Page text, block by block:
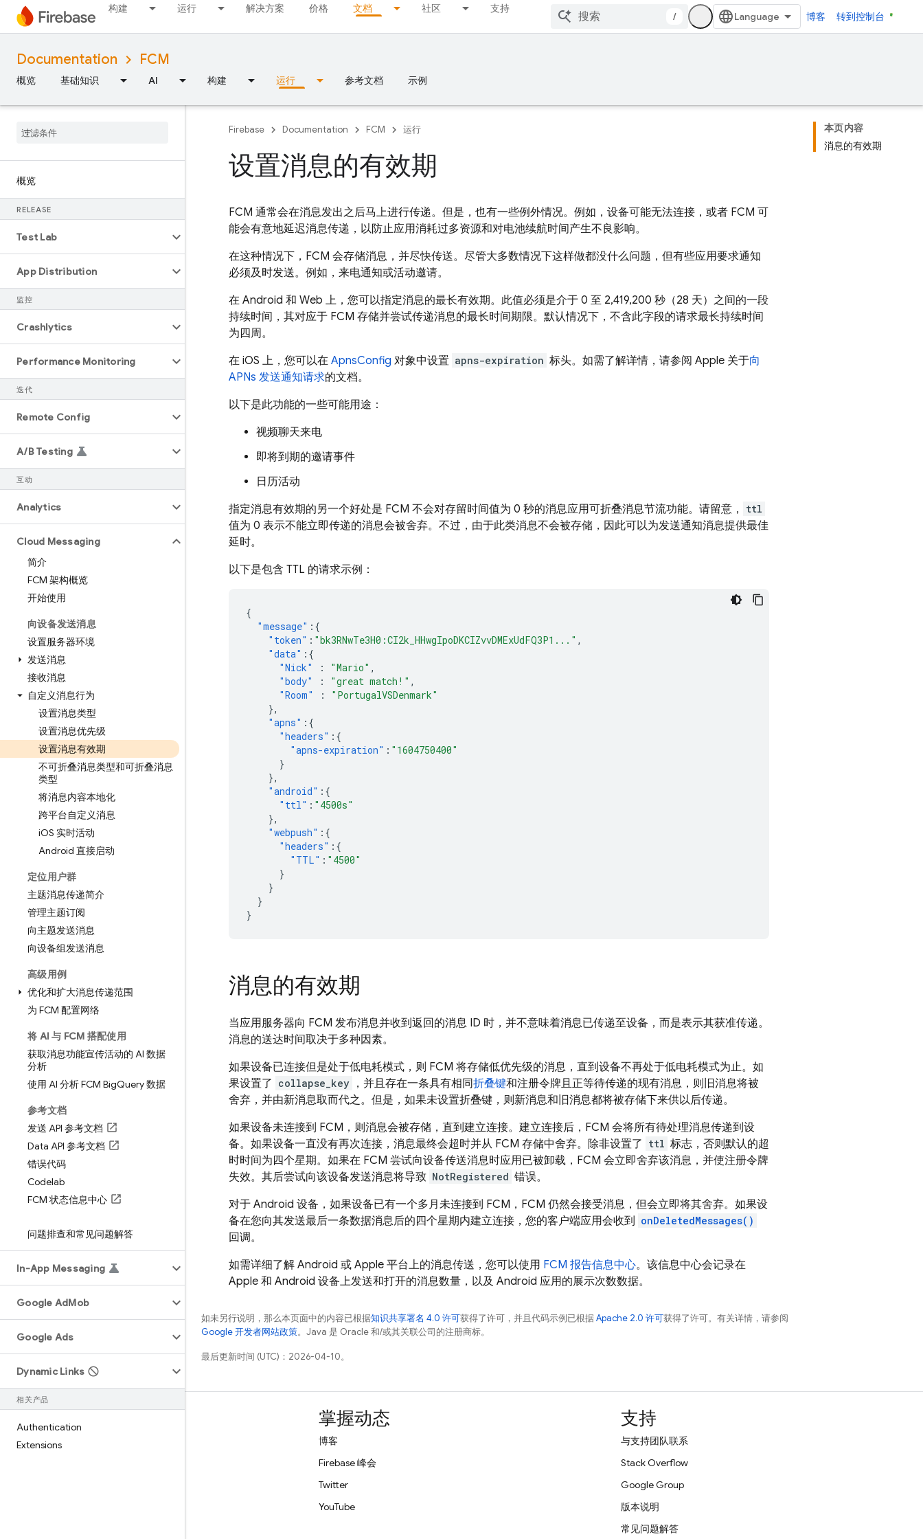
构建 运行 解决方案 价格 文档 社区 支持
/ 博客 转到控制台
Documentation FCM
概览 基础知识 AI 构建 运行 参考文档 示例
概览
RELEASE
Test Lab
App Distribution
监控
Crashlytics
Performance Monitoring
迭代
Remote Config
A/B Testing
互动
Analytics
Cloud Messaging
简介
FCM 架构概览
开始使用
向设备发送消息
设置服务器环境
发送消息
接收消息
自定义消息行为
设置消息类型
设置消息优先级
设置消息有效期
不可折叠消息类型和可折叠消息
类型
将消息内容本地化
跨平台自定义消息
iOS 实时活动
Android 直接启动
定位用户群
主题消息传递简介
管理主题订阅
向主题发送消息
向设备组发送消息
高级用例
优化和扩大消息传递范围
为 FCM 配置网络
将 AI 与 FCM 搭配使用
获取消息功能宣传活动的 AI 数据
分析
使用 AI 分析 FCM BigQuery 数据
参考文档
发送 API 参考文档
Data API 参考文档
错误代码
Codelab
FCM 状态信息中心
问题排查和常见问题解答
In-App Messaging
Google AdMob
Google Ads
Dynamic Links
相关产品
Authentication
Extensions
本页内容
消息的有效期
Firebase Documentation FCM 运行
设置消息的有效期
FCM 通常会在消息发出之后马上进行传递。但是，也有一些例外情况。例如，设备可能无法连接，或者 FCM 可
能会有意地延迟消息传递，以防止应用消耗过多资源和对电池续航时间产生不良影响。
在这种情况下， FCM 会存储消息，并尽快传送。尽管大多数情况下这样做都没什么问题，但有些应用要求通知
必须及时发送。例如，来电通知或活动邀请。
在 Android 和 Web 上，您可以指定消息的最长有效期。此值必须是介于 0 至 2,419,200 秒（28 天）之间的一段
持续时间，其对应于 FCM 存储并尝试传递消息的最长时间期限。默认情况下，不含此字段的请求最长持续时间
为四周。
在 iOS 上，您可以在 ApnsConfig 对象中设置 apns-expiration 标头。如需了解详情，请参阅 Apple 关于向
APNs 发送通知请求的文档。
以下是此功能的一些可能用途：
视频聊天来电
即将到期的邀请事件
日历活动
指定消息有效期的另一个好处是 FCM 不会对存留时间值为 0 秒的消息应用可折叠消息节流功能。请留意， ttl
值为 0 表示不能立即传递的消息会被舍弃。不过，由于此类消息不会被存储，因此可以为发送通知消息提供最佳
延时。
以下是包含 TTL 的请求示例：
{
"message" :{
"token" : "bk3RNwTe3H0:CI2k_HHwgIpoDKCIZvvDMExUdFQ3P1..." ,
"data" :{
"Nick"
: "Mario" ,
"body"
: "great match!" ,
"Room"
:
"PortugalVSDenmark"
},
"apns" :{
"headers" :{
"apns-expiration" : "1604750400"
}
},
"android" :{
"ttl" : "4500s"
},
"webpush" :{
"headers" :{
"TTL" : "4500"
}
}
}
}
消息的有效期
当应用服务器向 FCM 发布消息并收到返回的消息 ID 时，并不意味着消息已传递至设备，而是表示其获准传递。
消息的送达时间取决于多种因素。
如果设备已连接但是处于低电耗模式，则 FCM 将存储低优先级的消息，直到设备不再处于低电耗模式为止。如
果设置了 collapse_key ，并且存在一条具有相同折叠键和注册令牌且正等待传递的现有消息，则旧消息将被
舍弃，并由新消息取而代之。但是，如果未设置折叠键，则新消息和旧消息都将被存储下来供以后传递。
如果设备未连接到 FCM ，则消息会被存储，直到建立连接。建立连接后， FCM 会将所有待处理消息传递到设
备。如果设备一直没有再次连接，消息最终会超时并从 FCM 存储中舍弃。除非设置了 ttl 标志，否则默认的超
时时间为四个星期。如果在 FCM 尝试向设备传送消息时应用已被卸载， FCM 会立即舍弃该消息，并使注册令牌
失效。其后尝试向该设备发送消息将导致 NotRegistered 错误。
对于 Android 设备，如果设备已有一个多月未连接到 FCM ， FCM 仍然会接受消息，但会立即将其舍弃。如果设
备在您向其发送最后一条数据消息后的四个星期内建立连接，您的客户端应用会收到 onDeletedMessages()
回调。
如需详细了解 Android 或 Apple 平台上的消息传送，您可以使用 FCM 报告信息中心。该信息中心会记录在
Apple 和 Android 设备上发送和打开的消息数量，以及 Android 应用的展示次数数据。
如未另行说明，那么本页面中的内容已根据知识共享署名 4.0 许可获得了许可，并且代码示例已根据Apache 2.0 许可获得了许可。有关详情，请参阅
Google 开发者网站政策。Java 是 Oracle 和/或其关联公司的注册商标。
最后更新时间 (UTC)：2026-04-10。
学习
指南
掌握动态
博客
Firebase 峰会
Twitter
YouTube
支持
与支持团队联系
Stack Overflow
Google Group
版本说明
常见问题解答